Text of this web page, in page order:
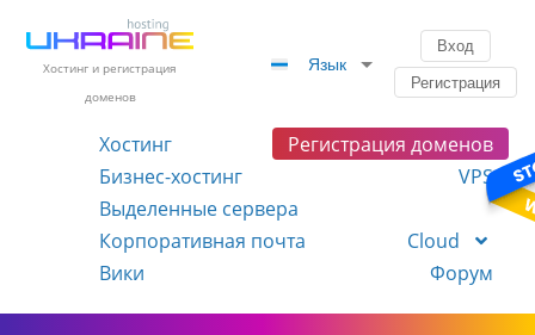
Хостинг и регистрация
доменов
Язык
Вход
Регистрация
Хостинг
Регистрация доменов
Бизнес-хостинг
VPS
Выделенные сервера
Корпоративная почта
Cloud
Вики
Форум